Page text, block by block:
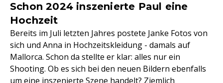
Schon 2024 inszenierte Paul eine
Hochzeit
Bereits im Juli letzten Jahres postete Janke Fotos von
sich und Anna in Hochzeitskleidung - damals auf
Mallorca. Schon da stellte er klar: alles nur ein
Shooting. Ob es sich bei den neuen Bildern ebenfalls
um eine inszenierte Szene handelt? Ziemlich